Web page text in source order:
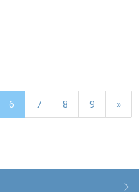
6 7 8 9 »